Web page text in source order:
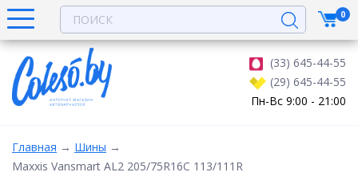
(33) 645-44-55
(29) 645-44-55
Пн-Вс 9:00 - 21:00
0
Главная → Шины →
Maxxis Vansmart AL2 205/75R16C 113/111R